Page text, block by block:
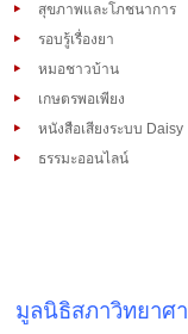
สุขภาพและโภชนาการ
รอบรู้เรื่องยา
หมอชาวบ้าน
เกษตรพอเพียง
หนังสือเสียงระบบ Daisy
ธรรมะออนไลน์
มูลนิธิสภาวิทยาศ